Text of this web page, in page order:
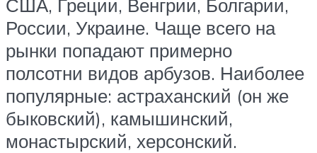
США, Греции, Венгрии, Болгарии,
России, Украине. Чаще всего на
рынки попадают примерно
полсотни видов арбузов. Наиболее
популярные: астраханский (он же
быковский), камышинский,
монастырский, херсонский.